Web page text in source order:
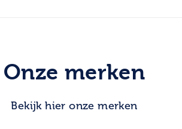
Onze merken
Bekijk hier onze merken